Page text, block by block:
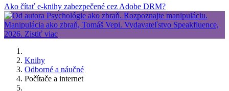
Ako čítať e-knihy zabezpečené cez Adobe DRM?
Knihy
Odborné a náučné
Počítače a internet